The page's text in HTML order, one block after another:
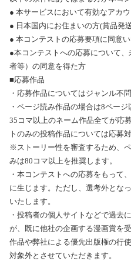
● 本サービスにおいて有効なアカ
● 日本国内にお住まいの方(賞品発
● 本コンテストの応募要項に同意
●本コンテストへの応募について
者等）の同意を得た方
■応募作品
・応募作品についてはジャンル不
・ページ読み作品の場合は8ペー
35コマ以上のネーム作品全てが応
トのみの投稿作品については応募
※ストーリー性を審査するため、
みは80コマ以上を推奨します。
・本コンテストへの応募をもって
に生じます。ただし、選考外とな
いたします。
・投稿者の個人サイトなどで過去
が、既に他社の企画する漫画賞を
作品や弊社による優先出版権の行
対象外とさせていただきます。